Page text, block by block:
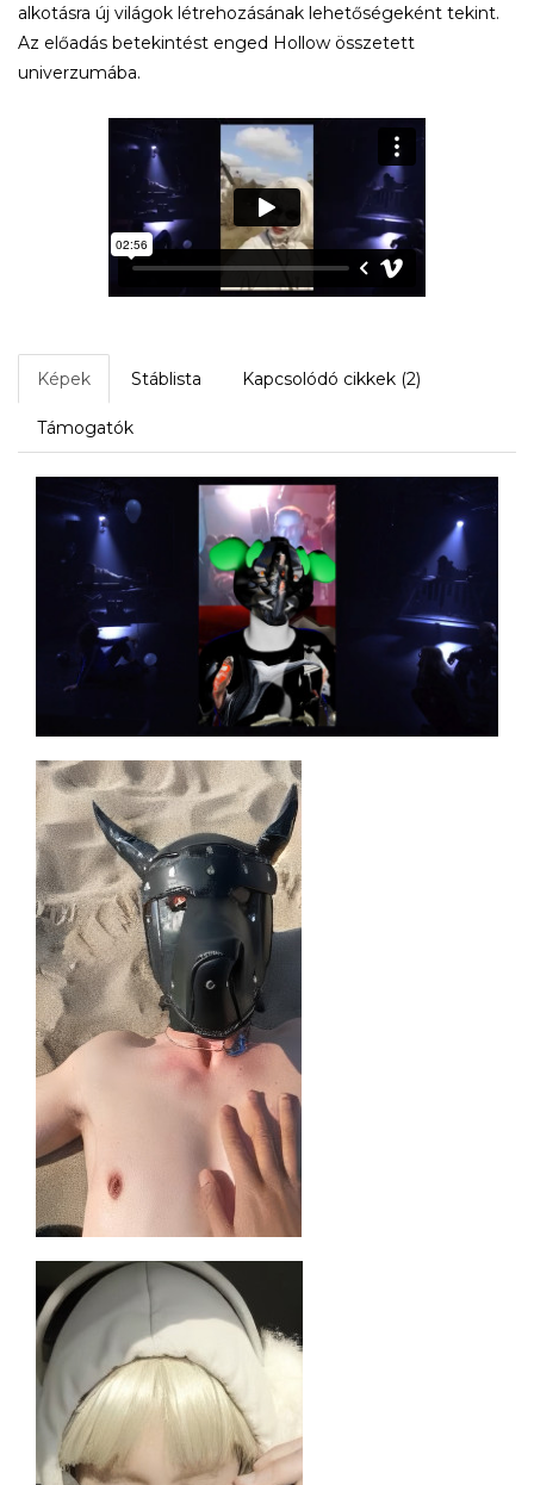
alkotásra új világok létrehozásának lehetőségeként tekint.
Az előadás betekintést enged Hollow összetett
univerzumába.
Képek Stáblista Kapcsolódó cikkek (2)
Támogatók